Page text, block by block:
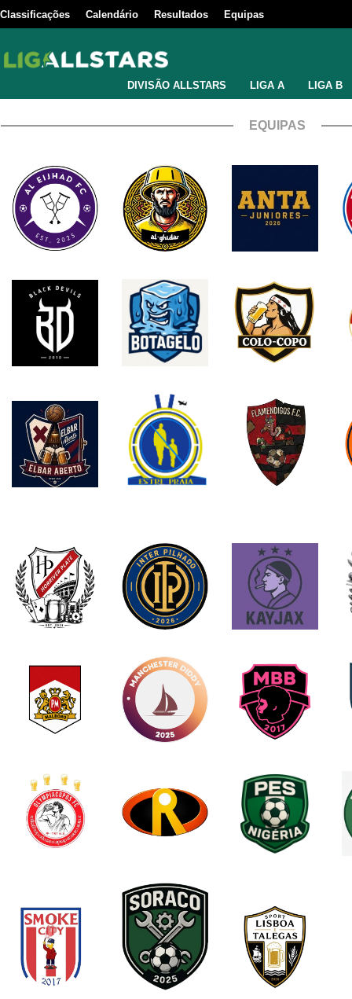
Classificações Calendário Resultados Equipas
DIVISÃO ALLSTARS LIGA A LIGA B
EQUIPAS